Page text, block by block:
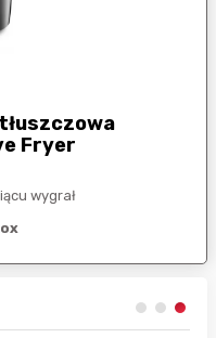
Fryer
wygrał